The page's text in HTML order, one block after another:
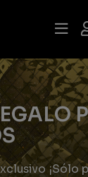
¡Sólo